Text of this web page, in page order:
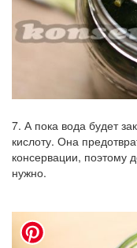
7. А пока вода будет
кислоту. Она
консервации, поэтому
нужно.